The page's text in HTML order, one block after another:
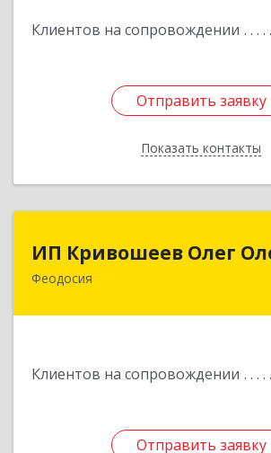
Клиентов на сопровождении
Отправить заявку
Показать контакты
Отправить заявку
Назад
ИП Кривошеев Олег
Феодосия
Клиентов на сопровождении
Отправить заявку
Отправить заявку